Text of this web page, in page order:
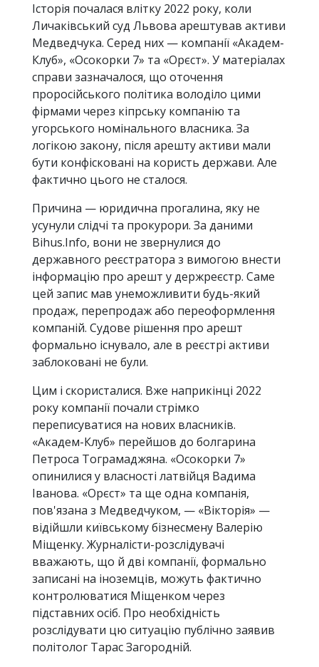
Історія почалася влітку 2022 року, коли
Личаківський суд Львова арештував активи
Медведчука. Серед них — компанії «Академ-
Клуб», «Осокорки 7» та «Орєст». У матеріалах
справи зазначалося, що оточення
проросійського політика володіло цими
фірмами через кіпрську компанію та
угорського номінального власника. За
логікою закону, після арешту активи мали
бути конфісковані на користь держави. Але
фактично цього не сталося.
Причина — юридична прогалина, яку не
усунули слідчі та прокурори. За даними
Bihus.Info, вони не звернулися до
державного реєстратора з вимогою внести
інформацію про арешт у держреєстр. Саме
цей запис мав унеможливити будь-який
продаж, перепродаж або переоформлення
компаній. Судове рішення про арешт
формально існувало, але в реєстрі активи
заблоковані не були.
Цим і скористалися. Вже наприкінці 2022
року компанії почали стрімко
переписуватися на нових власників.
«Академ-Клуб» перейшов до болгарина
Петроса Тограмаджяна. «Осокорки 7»
опинилися у власності латвійця Вадима
Іванова. «Орєст» та ще одна компанія,
пов'язана з Медведчуком, — «Вікторія» —
відійшли київському бізнесмену Валерію
Міщенку. Журналісти-розслідувачі
вважають, що й дві компанії, формально
записані на іноземців, можуть фактично
контролюватися Міщенком через
підставних осіб. Про необхідність
розслідувати цю ситуацію публічно заявив
політолог Тарас Загородній.